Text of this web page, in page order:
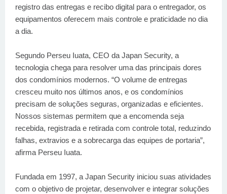
registro das entregas e recibo digital para o entregador, os
equipamentos oferecem mais controle e praticidade no dia
a dia.
Segundo Perseu Iuata, CEO da Japan Security, a
tecnologia chega para resolver uma das principais dores
dos condomínios modernos. “O volume de entregas
cresceu muito nos últimos anos, e os condomínios
precisam de soluções seguras, organizadas e eficientes.
Nossos sistemas permitem que a encomenda seja
recebida, registrada e retirada com controle total, reduzindo
falhas, extravios e a sobrecarga das equipes de portaria”,
afirma Perseu Iuata.
Fundada em 1997, a Japan Security iniciou suas atividades
com o objetivo de projetar, desenvolver e integrar soluções